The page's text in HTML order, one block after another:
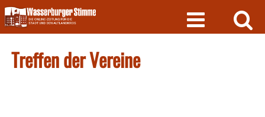
Skip
to
content
Treffen der Vereine